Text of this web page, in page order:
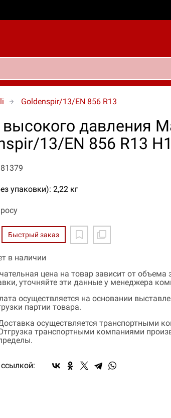
Goldenspir/13/EN 856 R13
высокого давления
13/EN 856 R13
упаковки): 2,22 кг
Быстрый заказ
в наличии
цена на товар зависит от объема
уточняйте эти данные у менеджера
осуществляется на основании
партии товара.
осуществляется транспортными
транспортными компаниями